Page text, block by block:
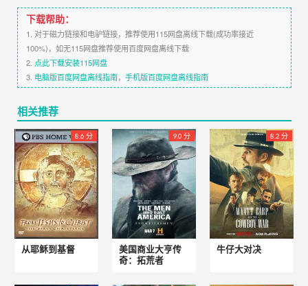
下载帮助：
1. 对于磁力链接和电驴链接，推荐使用115网盘离线下载(成功率接近
100%)，如无115网盘推荐使用百度网盘离线下载
2. 点此下载安装115网盘
3. 电脑版百度网盘离线指南， 手机版百度网盘离线指南
相关推荐
8.6 分
从耶稣到基督
9.0 分
美国商业大亨传
奇：拓荒者
8.2 分
牛仔大对决